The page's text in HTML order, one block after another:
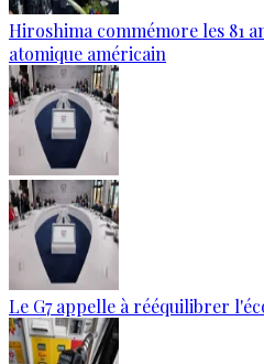
Hiroshima commémore les 81
atomique américain
Le G7 appelle à rééquilibrer